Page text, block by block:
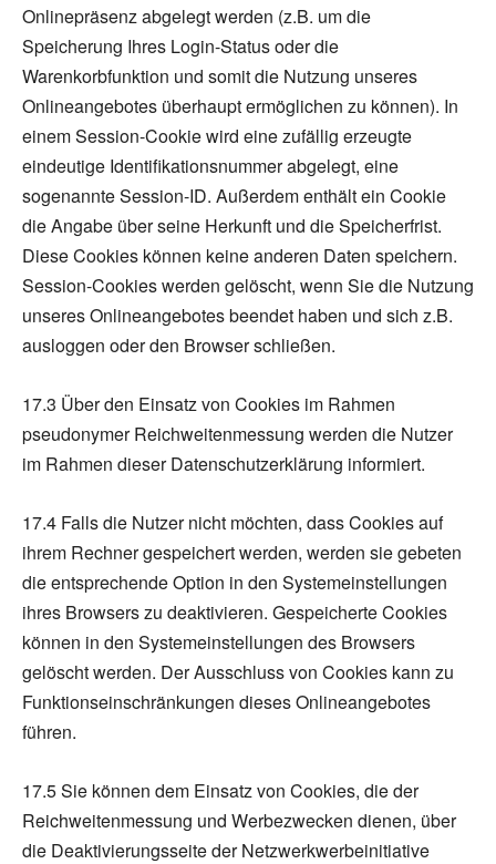
Onlinepräsenz abgelegt werden (z.B. um die
Speicherung Ihres Login-Status oder die
Warenkorbfunktion und somit die Nutzung unseres
Onlineangebotes überhaupt ermöglichen zu können). In
einem Session-Cookie wird eine zufällig erzeugte
eindeutige Identifikationsnummer abgelegt, eine
sogenannte Session-ID. Außerdem enthält ein Cookie
die Angabe über seine Herkunft und die Speicherfrist.
Diese Cookies können keine anderen Daten speichern.
Session-Cookies werden gelöscht, wenn Sie die Nutzung
unseres Onlineangebotes beendet haben und sich z.B.
ausloggen oder den Browser schließen.
17.3 Über den Einsatz von Cookies im Rahmen
pseudonymer Reichweitenmessung werden die Nutzer
im Rahmen dieser Datenschutzerklärung informiert.
17.4 Falls die Nutzer nicht möchten, dass Cookies auf
ihrem Rechner gespeichert werden, werden sie gebeten
die entsprechende Option in den Systemeinstellungen
ihres Browsers zu deaktivieren. Gespeicherte Cookies
können in den Systemeinstellungen des Browsers
gelöscht werden. Der Ausschluss von Cookies kann zu
Funktionseinschränkungen dieses Onlineangebotes
führen.
17.5 Sie können dem Einsatz von Cookies, die der
Reichweitenmessung und Werbezwecken dienen, über
die Deaktivierungsseite der Netzwerkwerbeinitiative